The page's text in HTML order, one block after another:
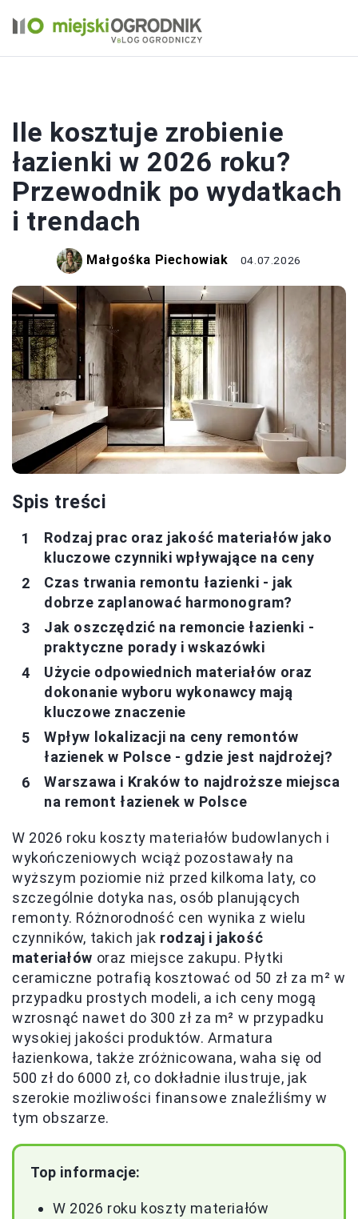
Ile kosztuje zrobienie
łazienki w 2026 roku?
Przewodnik po wydatkach
i trendach
Małgośka Piechowiak 04.07.2026
Spis treści
Rodzaj prac oraz jakość materiałów jako
kluczowe czynniki wpływające na ceny
Czas trwania remontu łazienki - jak
dobrze zaplanować harmonogram?
Jak oszczędzić na remoncie łazienki -
praktyczne porady i wskazówki
Użycie odpowiednich materiałów oraz
dokonanie wyboru wykonawcy mają
kluczowe znaczenie
Wpływ lokalizacji na ceny remontów
łazienek w Polsce - gdzie jest najdrożej?
Warszawa i Kraków to najdroższe miejsca
na remont łazienek w Polsce
W 2026 roku koszty materiałów budowlanych i
wykończeniowych wciąż pozostawały na
wyższym poziomie niż przed kilkoma laty, co
szczególnie dotyka nas, osób planujących
remonty. Różnorodność cen wynika z wielu
czynników, takich jak rodzaj i jakość
materiałów oraz miejsce zakupu. Płytki
ceramiczne potrafią kosztować od 50 zł za m² w
przypadku prostych modeli, a ich ceny mogą
wzrosnąć nawet do 300 zł za m² w przypadku
wysokiej jakości produktów. Armatura
łazienkowa, także zróżnicowana, waha się od
500 zł do 6000 zł, co dokładnie ilustruje, jak
szerokie możliwości finansowe znaleźliśmy w
tym obszarze.
Top informacje:
W 2026 roku koszty materiałów